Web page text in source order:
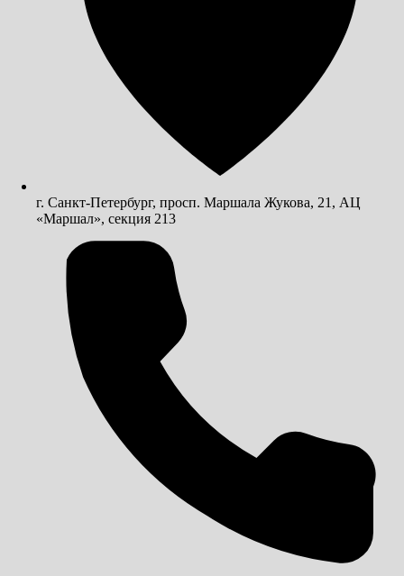
г. Санкт-Петербург, просп. Маршала Жукова, 21, АЦ
«Маршал», секция 213